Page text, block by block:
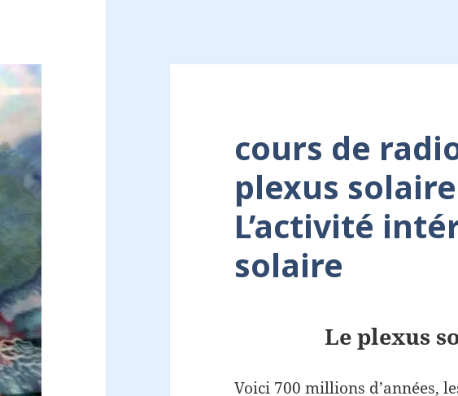
cours de
plexus
L’activité
solaire
Le plexus
Voici 700 millions d’années,